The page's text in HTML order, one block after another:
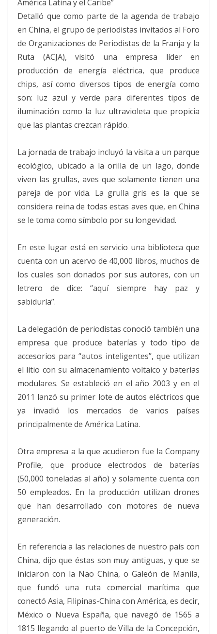
América Latina y el Caribe”
Detalló que como parte de la agenda de trabajo
en China, el grupo de periodistas invitados al Foro
de Organizaciones de Periodistas de la Franja y la
Ruta (ACJA), visitó una empresa líder en
producción de energía eléctrica, que produce
chips, así como diversos tipos de energía como
son: luz azul y verde para diferentes tipos de
iluminación como la luz ultravioleta que propicia
que las plantas crezcan rápido.
La jornada de trabajo incluyó la visita a un parque
ecológico, ubicado a la orilla de un lago, donde
viven las grullas, aves que solamente tienen una
pareja de por vida. La grulla gris es la que se
considera reina de todas estas aves que, en China
se le toma como símbolo por su longevidad.
En este lugar está en servicio una biblioteca que
cuenta con un acervo de 40,000 libros, muchos de
los cuales son donados por sus autores, con un
letrero de dice: “aquí siempre hay paz y
sabiduría”.
La delegación de periodistas conoció también una
empresa que produce baterías y todo tipo de
accesorios para “autos inteligentes”, que utilizan
el litio con su almacenamiento voltaico y baterías
modulares. Se estableció en el año 2003 y en el
2011 lanzó su primer lote de autos eléctricos que
ya invadió los mercados de varios países
principalmente de América Latina.
Otra empresa a la que acudieron fue la Company
Profile, que produce electrodos de baterías
(50,000 toneladas al año) y solamente cuenta con
50 empleados. En la producción utilizan drones
que han desarrollado con motores de nueva
generación.
En referencia a las relaciones de nuestro país con
China, dijo que éstas son muy antiguas, y que se
iniciaron con la Nao China, o Galeón de Manila,
que fundó una ruta comercial marítima que
conectó Asia, Filipinas-China con América, es decir,
México o Nueva España, que navegó de 1565 a
1815 llegando al puerto de Villa de la Concepción,